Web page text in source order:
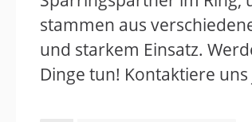
stammen aus
und starkem Einsatz.
Dinge tun! Kontaktiere uns